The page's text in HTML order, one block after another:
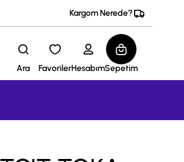
Kargom Nerede?
Ara FavorilerHesabımSepetim